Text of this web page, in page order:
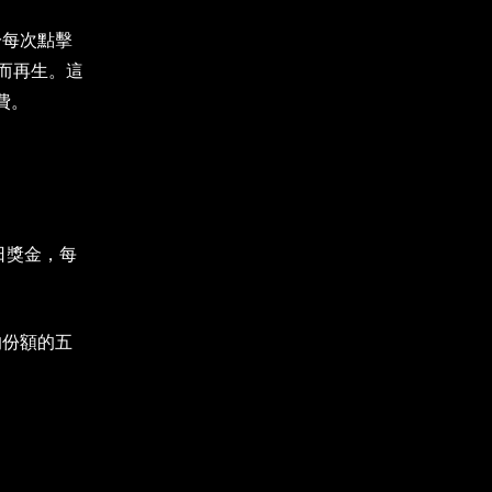
次點擊
再生。這
獎金，每
額的五